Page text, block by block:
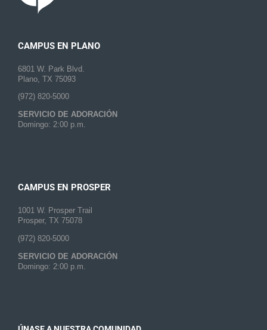
CAMPUS EN PLANO
6801 W. Park Blvd.
Plano, TX 75093
(972) 820-5000
SERVICIO DE ADORACIÓN
Domingo: 2:00 p.m.
CAMPUS EN PROSPER
1001 W. Prosper Trail
Prosper, TX 75078
(972) 820-5000
SERVICIO DE ADORACIÓN
Domingo: 2:00 p.m.